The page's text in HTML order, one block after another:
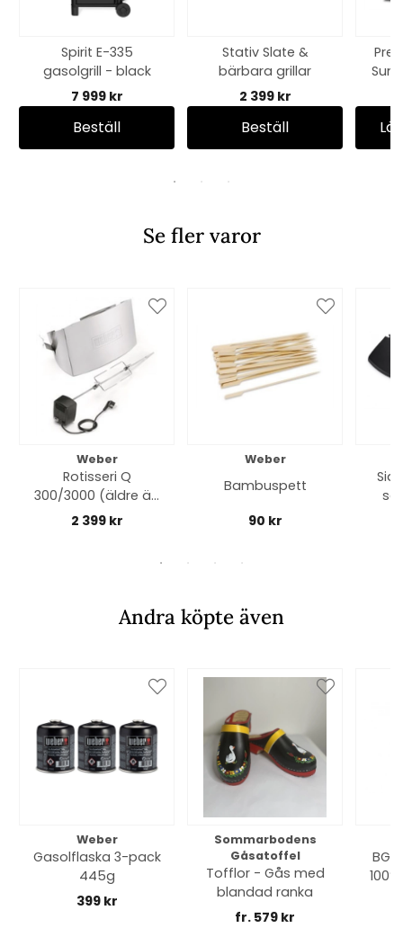
Spirit E-335
gasolgrill - black
7 999 kr
Beställ
Stativ Slate &
bärbara grillar
2 399 kr
Beställ
Se fler varor
Weber
Rotisseri Q
300/3000 (äldre än
2025 modell)
2 399 kr
Weber
Bambuspett
90 kr
Andra köpte även
Weber
Gasolflaska 3-pack
445g
399 kr
Sommarbodens
Gåsatoffel
Tofflor - Gås med
blandad ranka
fr. 579 kr